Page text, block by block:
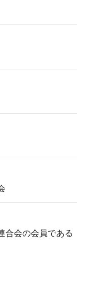
合会の会員である